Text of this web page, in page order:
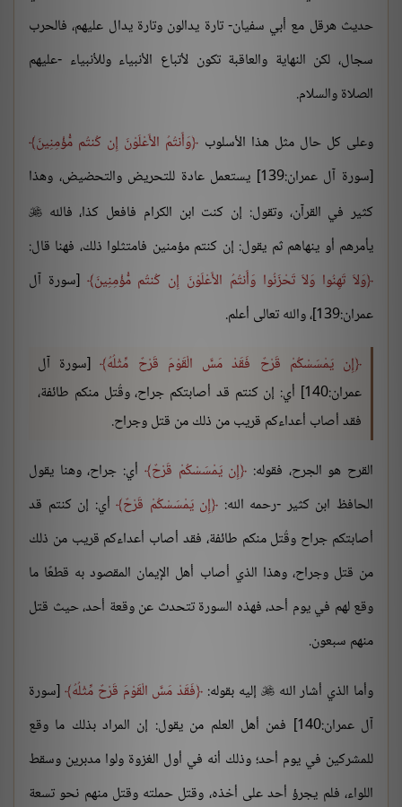
حديث هرقل مع أبي سفيان- تارة يدالون وتارة يدال عليهم، فالحرب
سجال، لكن النهاية والعاقبة تكون لأتباع الأنبياء وللأنبياء -عليهم
الصلاة والسلام.
وعلى كل حال مثل هذا الأسلوب وَأَنتُمُ الأَعْلَوْنَ إِن كُنتُم مُّؤْمِنِينَ
[سورة آل عمران:139] يستعمل عادة للتحريض والتحضيض، وهذا
كثير في القرآن، وتقول: إن كنت ابن الكرام فافعل كذا، فالله 
يأمرهم أو ينهاهم ثم يقول: إن كنتم مؤمنين فامتثلوا ذلك، فهنا قال:
وَلاَ تَهِنُوا وَلاَ تَحْزَنُوا وَأَنتُمُ الأَعْلَوْنَ إِن كُنتُم مُّؤْمِنِينَ
[سورة آل
عمران:139]، والله تعالى أعلم.
إِن يَمْسَسْكُمْ قَرْحٌ فَقَدْ مَسَّ الْقَوْمَ قَرْحٌ مِّثْلُهُ [سورة آل
عمران:140] أي: إن كنتم قد أصابتكم جراح، وقُتل منكم طائفة،
فقد أصاب أعداءكم قريب من ذلك من قتل وجراح.
القرح هو الجرح، فقوله: إِن يَمْسَسْكُمْ قَرْحٌ
أي: جراح، وهنا يقول
الحافظ ابن كثير -رحمه الله:
إِن يَمْسَسْكُمْ قَرْحٌ أي: إن كنتم قد
أصابتكم جراح وقُتل منكم طائفة، فقد أصاب أعداءكم قريب من ذلك
من قتل وجراح، وهذا الذي أصاب أهل الإيمان المقصود به قطعًا ما
وقع لهم في يوم أحد، فهذه السورة تتحدث عن وقعة أحد، حيث قتل
منهم سبعون.
وأما الذي أشار الله إليه بقوله: فَقَدْ مَسَّ الْقَوْمَ قَرْحٌ مِّثْلُهُ [سورة
آل عمران:140] فمن أهل العلم من يقول: إن المراد بذلك ما وقع
للمشركين في يوم أحد؛ وذلك أنه في أول الغزوة ولوا مدبرين وسقط
اللواء، فلم يجرؤ أحد على أخذه، وقتل حملته وقتل منهم نحو تسعة